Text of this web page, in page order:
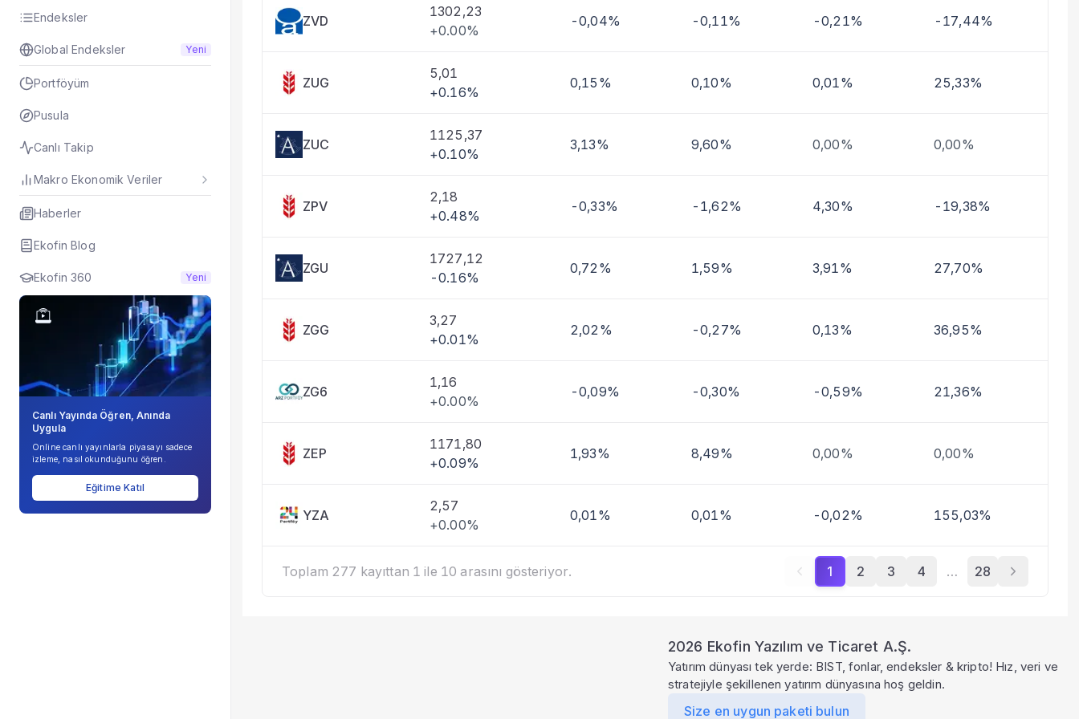
Endeksler
Global Endeksler Yeni
Portföyüm
Pusula
Canlı Takip
Makro Ekonomik Veriler
Haberler
Ekofin Blog
Ekofin 360 Yeni
Canlı Yayında Öğren, Anında
Uygula
Online canlı yayınlarla piyasayı sadece
izleme, nasıl okunduğunu öğren.
Eğitime Katıl
Taşınan Fonlar
Fiyat Endeks Değişimi
ZVD
1302,23
+0.00%
-0,04% -0,11% -0,21% -17,44%
ZUG
5,01
+0.16%
0,15% 0,10% 0,01% 25,33%
ZUC
1125,37
+0.10%
3,13% 9,60% 0,00% 0,00%
ZPV
2,18
+0.48%
-0,33% -1,62% 4,30% -19,38%
ZGU
1727,12
-0.16%
0,72% 1,59% 3,91% 27,70%
ZGG
3,27
+0.01%
2,02% -0,27% 0,13% 36,95%
ZG6
1,16
+0.00%
-0,09% -0,30% -0,59% 21,36%
ZEP
1171,80
+0.09%
1,93% 8,49% 0,00% 0,00%
YZA
2,57
+0.00%
0,01% 0,01% -0,02% 155,03%
Toplam 277 kayıttan 1 ile 10 arasını gösteriyor. 1 2 3 4 … 28
2026 Ekofin Yazılım ve Ticaret A.Ş.
Yatırım dünyası tek yerde: BIST, fonlar, endeksler & kripto! Hız, veri ve
stratejiyle şekillenen yatırım dünyasına hoş geldin.
Size en uygun paketi bulun